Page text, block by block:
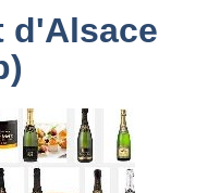
d'Alsace